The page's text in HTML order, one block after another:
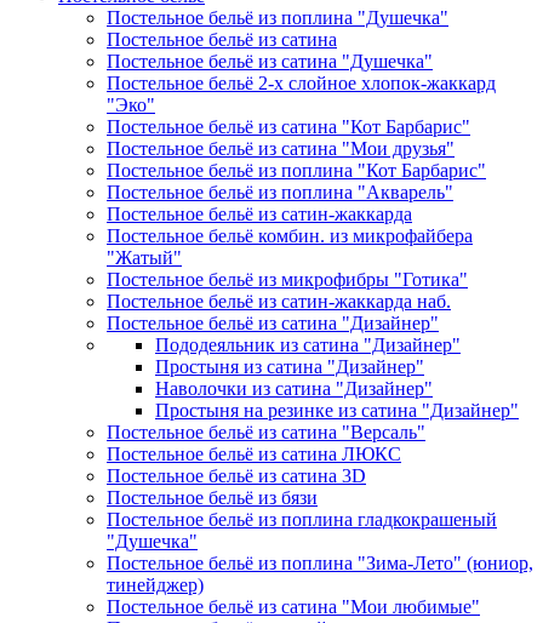
Постельное бельё из поплина "Душечка"
Постельное бельё из сатина
Постельное бельё из сатина "Душечка"
Постельное бельё 2-х слойное хлопок-жаккард
"Эко"
Постельное бельё из сатина "Кот Барбарис"
Постельное бельё из сатина "Мои друзья"
Постельное бельё из поплина "Кот Барбарис"
Постельное бельё из поплина "Акварель"
Постельное бельё из сатин-жаккарда
Постельное бельё комбин. из микрофайбера
"Жатый"
Постельное бельё из микрофибры "Готика"
Постельное бельё из сатин-жаккарда наб.
Постельное бельё из сатина "Дизайнер"
Пододеяльник из сатина "Дизайнер"
Простыня из сатина "Дизайнер"
Наволочки из сатина "Дизайнер"
Простыня на резинке из сатина "Дизайнер"
Постельное бельё из сатина "Версаль"
Постельное бельё из сатина ЛЮКС
Постельное бельё из сатина 3D
Постельное бельё из бязи
Постельное бельё из поплина гладкокрашеный
"Душечка"
Постельное бельё из поплина "Зима-Лето" (юниор,
тинейджер)
Постельное бельё из сатина "Мои любимые"